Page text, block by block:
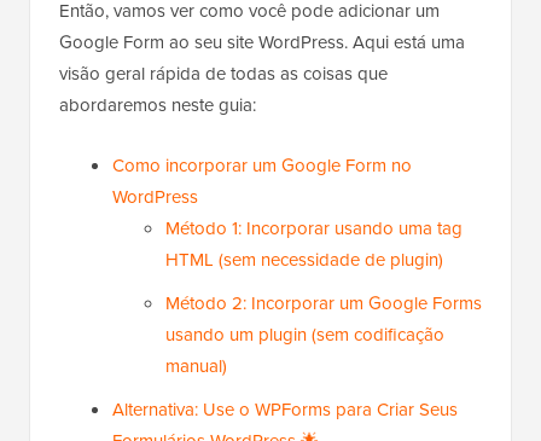
Então, vamos ver como você pode adicionar um
Google Form ao seu site WordPress. Aqui está uma
visão geral rápida de todas as coisas que
abordaremos neste guia:
Como incorporar um Google Form no
WordPress
Método 1: Incorporar usando uma tag
HTML (sem necessidade de plugin)
Método 2: Incorporar um Google Forms
usando um plugin (sem codificação
manual)
Alternativa: Use o WPForms para Criar Seus